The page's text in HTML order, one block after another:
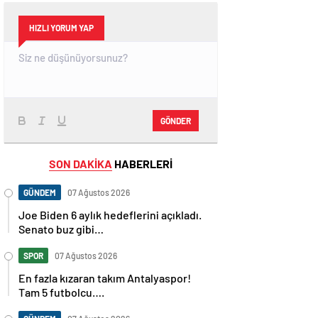
HIZLI YORUM YAP
GÖNDER
SON DAKİKA HABERLERİ
GÜNDEM 07 Ağustos 2026
Joe Biden 6 aylık hedeflerini açıkladı.
Senato buz gibi…
SPOR 07 Ağustos 2026
En fazla kızaran takım Antalyaspor!
Tam 5 futbolcu….